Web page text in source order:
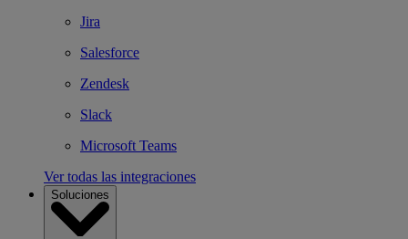
Jira
Salesforce
Zendesk
Slack
Microsoft Teams
Ver todas las integraciones
Soluciones